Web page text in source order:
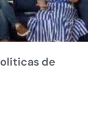
de